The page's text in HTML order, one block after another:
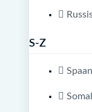
S-Z